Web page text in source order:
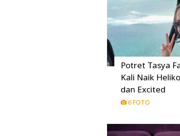
Potret Tasya
Kali Naik
dan Excited
6 FOTO